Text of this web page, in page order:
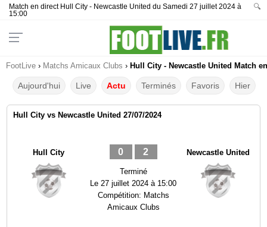
Match en direct Hull City - Newcastle United du Samedi 27 juillet 2024 à
15:00
🔍
FootLive › Matchs Amicaux Clubs › Hull City - Newcastle United Match
Aujourd'hui Live Actu Terminés Favoris Hier
Hull City vs Newcastle United 27/07/2024
Hull City 0 2
Terminé
Le27 juillet 2024 à 15:00
Compétition: Matchs
Amicaux Clubs
Newcastle United